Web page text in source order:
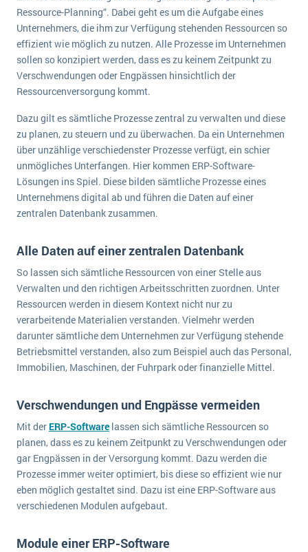
SAP übernimmt Reltio für eine bessere
Datenintegration
SAP investiert mit zwei strategischen Übernahmen in Enterprise-KI
ERP-Trends in der Produktion
NACHRICHTENARCHIV
Ressource-Planning“. Dabei geht es um die Aufgabe eines
Unternehmers, die ihm zur Verfügung stehenden Ressourcen so
effizient wie möglich zu nutzen. Alle Prozesse im Unternehmen
sollen so konzipiert werden, dass es zu keinem Zeitpunkt zu
Verschwendungen oder Engpässen hinsichtlich der
Ressourcenversorgung kommt.
Dazu gilt es sämtliche Prozesse zentral zu verwalten und diese
zu planen, zu steuern und zu überwachen. Da ein Unternehmen
über unzählige verschiedenster Prozesse verfügt, ein schier
unmögliches Unterfangen. Hier kommen ERP-Software-
Lösungen ins Spiel. Diese bilden sämtliche Prozesse eines
Unternehmens digital ab und führen die Daten auf einer
zentralen Datenbank zusammen.
Alle Daten auf einer zentralen Datenbank
So lassen sich sämtliche Ressourcen von einer Stelle aus
Verwalten und den richtigen Arbeitsschritten zuordnen. Unter
Ressourcen werden in diesem Kontext nicht nur zu
verarbeitende Materialien verstanden. Vielmehr werden
darunter sämtliche dem Unternehmen zur Verfügung stehende
Betriebsmittel verstanden, also zum Beispiel auch das Personal,
Immobilien, Maschinen, der Fuhrpark oder finanzielle Mittel.
Verschwendungen und Engpässe vermeiden
Mit der ERP-Software lassen sich sämtliche Ressourcen so
planen, dass es zu keinem Zeitpunkt zu Verschwendungen oder
gar Engpässen in der Versorgung kommt. Dazu werden die
Prozesse immer weiter optimiert, bis diese so effizient wie nur
eben möglich gestaltet sind. Dazu ist eine ERP-Software aus
verschiedenen Modulen aufgebaut.
Module einer ERP-Software